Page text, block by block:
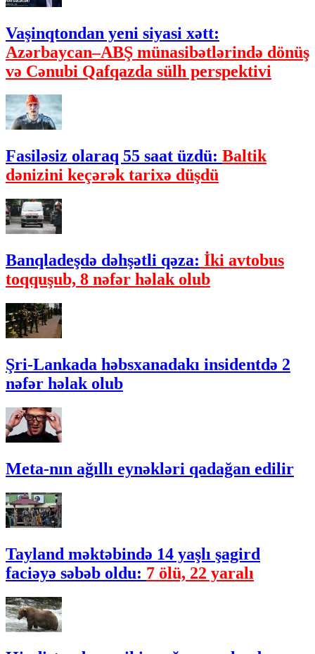
Vaşinqtondan yeni siyasi xətt:
Azərbaycan–ABŞ münasibətlərində dönüş
və Cənubi Qafqazda sülh perspektivi
Fasiləsiz olaraq 55 saat üzdü: Baltik
dənizini keçərək tarixə düşdü
Banqladeşdə dəhşətli qəza: İki avtobus
toqquşub, 8 nəfər həlak olub
Şri-Lankada həbsxanadakı insidentdə 2
nəfər həlak olub
Meta-nın ağıllı eynəkləri qadağan edilir
Tayland məktəbində 14 yaşlı şagird
faciəyə səbəb oldu: 7 ölü, 22 yaralı